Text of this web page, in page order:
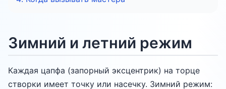
Зимний и летний режим
Каждая цапфа (запорный эксцентрик) на торце
створки имеет точку или насечку. Зимний режим: